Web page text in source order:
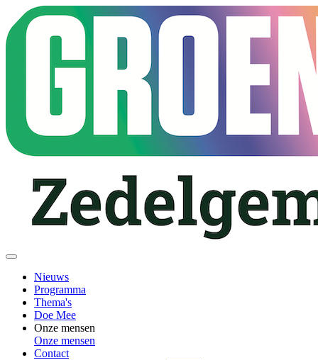
Nieuws
Programma
Thema's
Doe Mee
Onze mensen
Onze mensen
Contact